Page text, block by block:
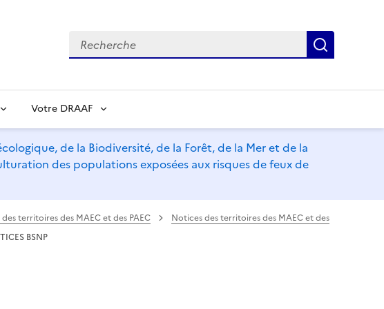
Recherche
Votre DRAAF
de la Biodiversité, de la Forêt, de la Mer et de la
des populations exposées aux risques de feux de
territoires des MAEC et des PAEC
Notices des territoires des MAEC et des
BSNP